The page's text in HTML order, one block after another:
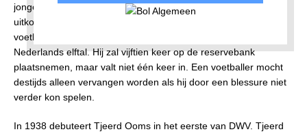
jongeling hun debuut in het eerste seniorenelftal van DWV, dat
uitkomt in de derde klasse van de NVB. Beiden hebben
voetbaltalent. Klaas Ooms wordt in 1938 uitgenodigd voor het
Nederlands elftal. Hij zal vijftien keer op de reservebank
plaatsnemen, maar valt niet één keer in. Een voetballer mocht
destijds alleen vervangen worden als hij door een blessure niet
verder kon spelen.
In 1938 debuteert Tjeerd Ooms in het eerste van DWV. Tjeerd